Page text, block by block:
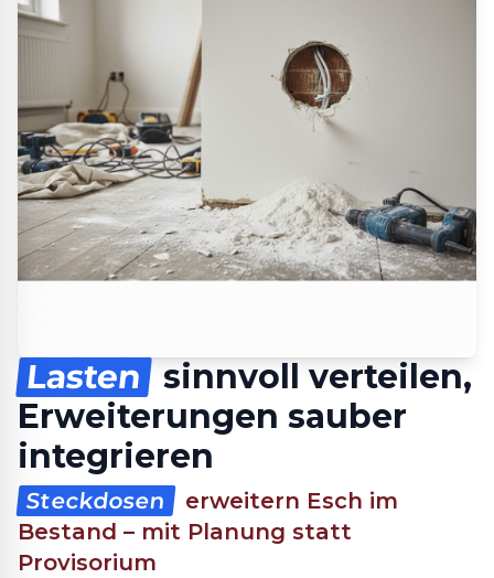
Lasten sinnvoll verteilen,
Erweiterungen sauber
integrieren
Steckdosen
erweitern Esch im
Bestand – mit Planung statt
Provisorium